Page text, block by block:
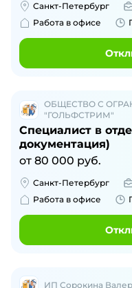
Санкт-Петербург
Работа в офисе
ОБЩЕСТВО С
"ГОЛЬФСТРИМ"
Специалист в
документация)
от 80 000 руб.
Санкт-Петербург
Работа в офисе
ИП Сорокина